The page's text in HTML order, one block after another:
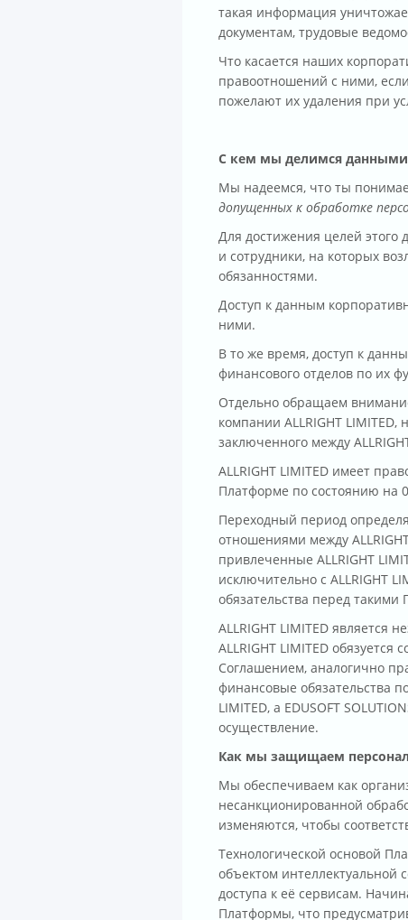
такая информация
документам, трудовые
Что касается наших
правоотношений с ними,
пожелают их удаления при
С кем мы делимся
Мы надеемся, что ты
допущенных к обработке
Для достижения целей
и сотрудники, на которых
обязанностями.
Доступ к данным
ними.
В то же время, доступ к
финансового отделов по их
Отдельно обращаем
компании ALLRIGHT
заключенного между
ALLRIGHT LIMITED имеет
Платформе по состоянию на
Переходный период
отношениями между
привлеченные ALLRIGHT
исключительно с ALLRIGHT
обязательства перед такими
ALLRIGHT LIMITED является
ALLRIGHT LIMITED
Соглашением, аналогично
финансовые обязательства
LIMITED, а EDUSOFT
осуществление.
Как мы защищаем
Мы обеспечиваем как
несанкционированной
изменяются, чтобы
Технологической основой
объектом
доступа к её сервисам.
Платформы, что